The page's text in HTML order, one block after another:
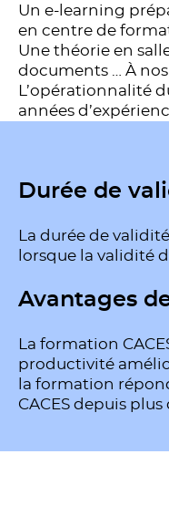
Un e-learning
en centre de
Une théorie en
documents … À
L’opérationnalité
années
Durée de
La durée de
lorsque la validité
Avantages
La formation
productivité
la formation
CACES depuis